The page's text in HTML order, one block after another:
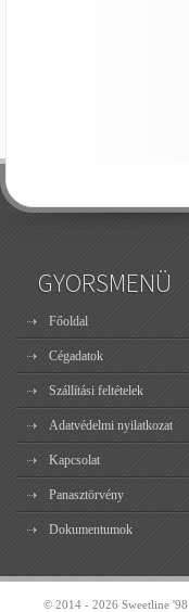
GYORSMENÜ
Főoldal
Cégadatok
Szállítási feltételek
Adatvédelmi nyilatkozat
Kapcsolat
Panasztörvény
Dokumentumok
© 2014 - 2026 Sweetline